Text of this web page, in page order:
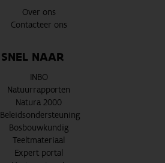
Over ons
Contacteer ons
SNEL NAAR
INBO
Natuurrapporten
Natura 2000
Beleidsondersteuning
Bosbouwkundig
Teeltmateriaal
Expert portal